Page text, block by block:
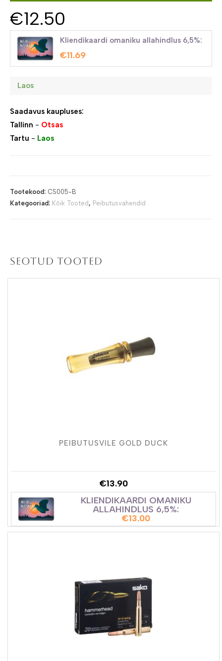
€12.50
Kliendikaardi omaniku allahindlus 6,5%:
€11.69
Laos
Saadavus kaupluses:
Tallinn - Otsas
Tartu - Laos
Tootekood: CS005-B
Kategooriad: Kõik Tooted , Peibutusvahendid
Seotud tooted
PEIBUTUSVILE GOLD DUCK
€13.90
KLIENDIKAARDI OMANIKU
ALLAHINDLUS 6,5%:
€13.00